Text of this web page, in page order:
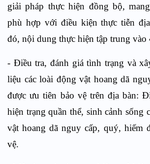
giải pháp thực hiện đồng bộ,
phù hợp với điều kiện thực tiễn
đó, nội dung thực hiện tập trung vào
- Điều tra, đánh giá tình trạng và
liệu các loài động vật hoang dã
được ưu tiên bảo vệ trên địa bàn:
hiện trạng quần thể, sinh cảnh sống
vật hoang dã nguy cấp, quý, hiếm
vệ.